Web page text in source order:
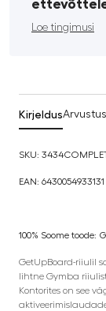
Loe tingimusi
Kirjeldus
SKU:
EAN: 6430054933131
100% Soome toode:
GetUpBoard-riiulil
lihtne Gymba
Kontorites on see